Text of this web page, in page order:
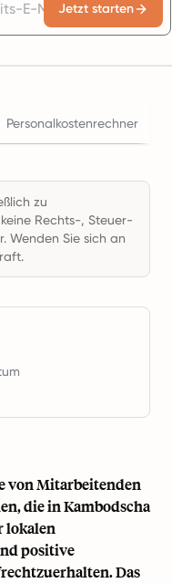
Jetzt starten
Personalkostenrechner
zu
Rechts-, Steuer-
Wenden Sie sich an
von Mitarbeitenden
die in Kambodscha
lokalen
positive
Das